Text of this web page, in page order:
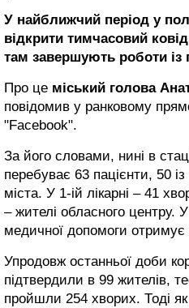
У найближчий період у
відкрити тимчасовий
там завершують роботи із
Про це міський голова
повідомив у ранковому
"Facebook".
За його словами, нині в
перебуває 63 пацієнти, 50
міста. У 1-ій лікарні – 41
– жителі обласного центру.
медичної допомоги отримує
Упродовж останньої доби
підтвердили в 99 жителів,
пройшли 254 хворих. Тоді як